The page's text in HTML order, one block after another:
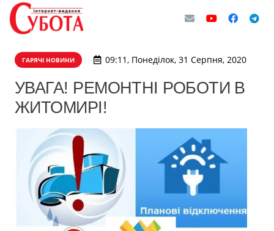
ГАРЯЧІ НОВИНИ 09:11, Понеділок, 31 Серпня, 2020
УВАГА! РЕМОНТНІ РОБОТИ В
ЖИТОМИРІ!